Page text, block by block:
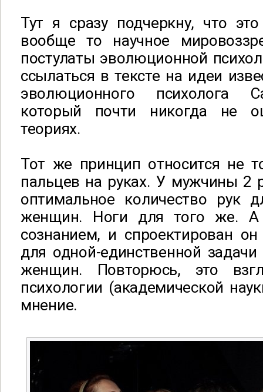
Тут я сразу подчеркну, что
вообще то научное
постулаты эволюционной
ссылаться в тексте на идеи
эволюционного психолога
который почти никогда не
теориях.
Тот же принцип относится не
пальцев на руках. У мужчины 2
оптимальное количество рук
женщин. Ноги для того же.
сознанием, и спроектирован
для одной-единственной
женщин. Повторюсь, это
психологии (академической
мнение.